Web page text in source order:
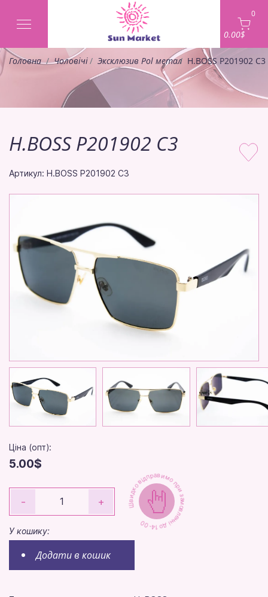
0
0.00$
Головна Чоловічі Эксклюзив Pol метал H.BOSS P201902 C3
H.BOSS P201902 C3
Артикул: H.BOSS P201902 C3
Ціна (опт):
5.00$
- +
У кошику:
Додати в кошик
Швидко відправимо при замовленні до 14-00